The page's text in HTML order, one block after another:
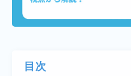
目次